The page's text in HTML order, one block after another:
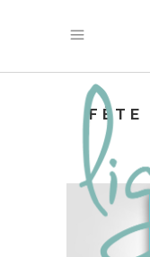
FÊTE